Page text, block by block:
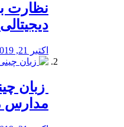
نظارت
اکتبر 21, 2019
زبان
مدارس